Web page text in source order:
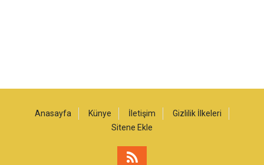
Anasayfa Künye İletişim
Gizlilik İlkeleri
Sitene Ekle